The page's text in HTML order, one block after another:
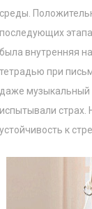
среды.
последующих
была внутренняя
тетрадью при
даже музыкальный
испытывали страх.
устойчивость к